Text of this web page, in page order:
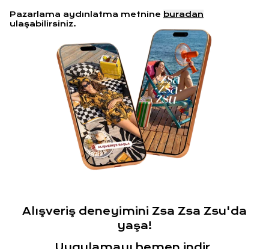
Pazarlama aydınlatma metnine buradan
ulaşabilirsiniz.
Alışveriş deneyimini Zsa Zsa Zsu'da
yaşa!